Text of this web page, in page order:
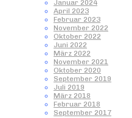
Januar 2024
April 2023
Februar 2023
November 2022
Oktober 2022
Juni 2022
März 2022
November 2021
Oktober 2020
September 2019
Juli 2019
März 2018
Februar 2018
September 2017